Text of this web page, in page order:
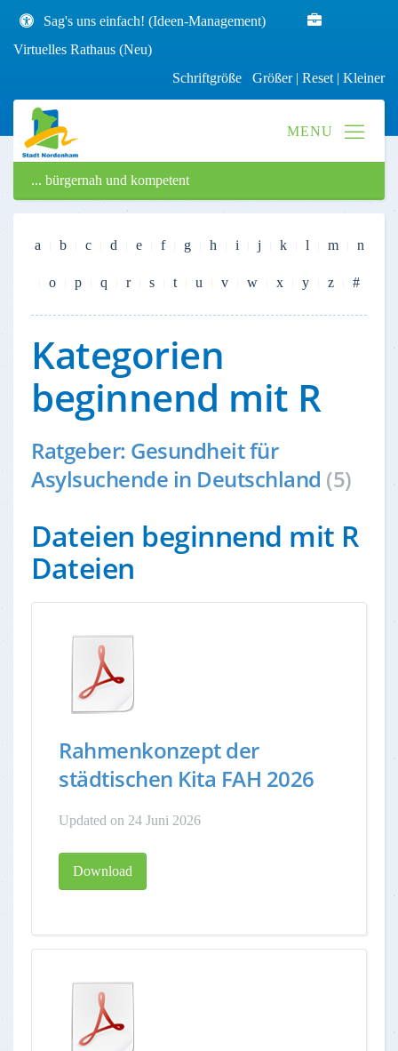
Sag's uns einfach! (Ideen-Management)
Virtuelles Rathaus (Neu)
Schriftgröße Größer| Reset | Kleiner
... bürgernah und kompetent
a b c d e f g h i j k l m n
o p q r s t u v w x y z #
Kategorien
beginnend mit R
Ratgeber: Gesundheit für
Asylsuchende in Deutschland (5)
Dateien beginnend mit R
Dateien
Rahmenkonzept der
städtischen Kita FAH 2026
Updated on 24 Juni 2026
Download